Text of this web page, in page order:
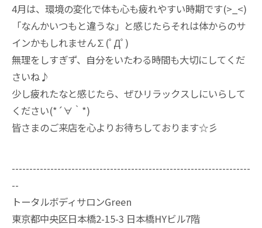
4月は、環境の変化で体も心も疲れやすい時期です(>_<)
「なんかいつもと違うな」 と感じたらそれは体からのサ
インかもしれません∑(ﾟДﾟ)
無理をしすぎず、自分をいたわる時間も大切にしてくだ
さいね♪
少し疲れたなと感じたら、ぜひリラックスしにいらして
ください(*´∀｀*)
皆さまのご来店を心よりお待ちしております☆彡
--------------------------------------------------------------------
--
トータルボディサロンGreen
東京都中央区日本橋2-15-3 日本橋HYビル7階